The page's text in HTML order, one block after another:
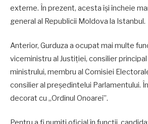
externe. În prezent, acesta își încheie
general al Republicii Moldova la Istanbul.
Anterior, Gurduza a ocupat mai multe
viceministru al Justiției, consilier
ministrului, membru al Comisiei
consilier al președintelui Parlamentului.
decorat cu „Ordinul Onoarei”.